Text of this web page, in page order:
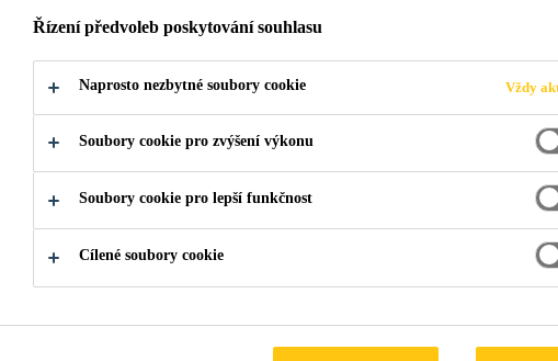
Hotel Aviva
WALDE, AUSTRIA
Extra-wide
frame
Řízení předvoleb poskytování souhlasu
Naprosto nezbytné soubory cookie Vždy
Soubory cookie pro zvýšení výkonu
Soubory cookie pro lepší funkčnost
Cílené soubory cookie